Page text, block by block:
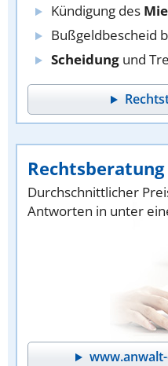
Kündigung des
Bußgeldbescheid
Scheidung und
Durchschnittlicher
Antworten in unter